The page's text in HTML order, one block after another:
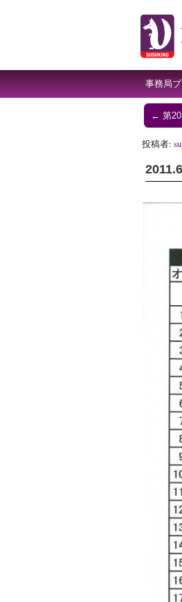
事務局
← 第
投稿者: